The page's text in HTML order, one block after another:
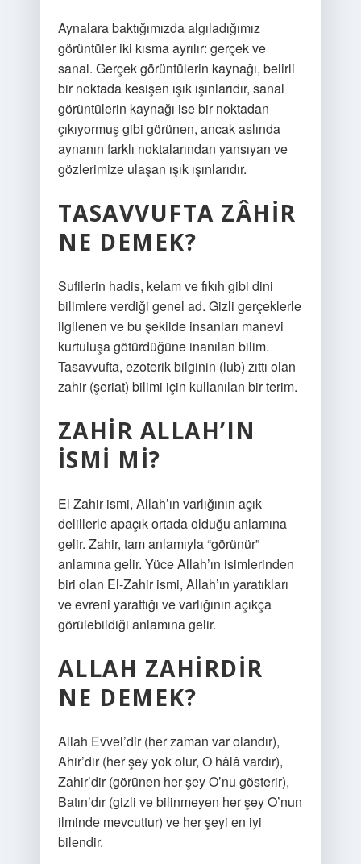
Aynalara baktığımızda algıladığımız
görüntüler iki kısma ayrılır: gerçek ve
sanal. Gerçek görüntülerin kaynağı, belirli
bir noktada kesişen ışık ışınlarıdır, sanal
görüntülerin kaynağı ise bir noktadan
çıkıyormuş gibi görünen, ancak aslında
aynanın farklı noktalarından yansıyan ve
gözlerimize ulaşan ışık ışınlarıdır.
TASAVVUFTA ZÂHIR
NE DEMEK?
Sufilerin hadis, kelam ve fıkıh gibi dini
bilimlere verdiği genel ad. Gizli gerçeklerle
ilgilenen ve bu şekilde insanları manevi
kurtuluşa götürdüğüne inanılan bilim.
Tasavvufta, ezoterik bilginin (lub) zıttı olan
zahir (şeriat) bilimi için kullanılan bir terim.
ZAHIR ALLAH’IN
ISMI MI?
El Zahir ismi, Allah’ın varlığının açık
delillerle apaçık ortada olduğu anlamına
gelir. Zahir, tam anlamıyla “görünür”
anlamına gelir. Yüce Allah’ın isimlerinden
biri olan El-Zahir ismi, Allah’ın yaratıkları
ve evreni yarattığı ve varlığının açıkça
görülebildiği anlamına gelir.
ALLAH ZAHIRDIR
NE DEMEK?
Allah Evvel’dir (her zaman var olandır),
Ahir’dir (her şey yok olur, O hâlâ vardır),
Zahir’dir (görünen her şey O’nu gösterir),
Batın’dır (gizli ve bilinmeyen her şey O’nun
ilminde mevcuttur) ve her şeyi en iyi
bilendir.